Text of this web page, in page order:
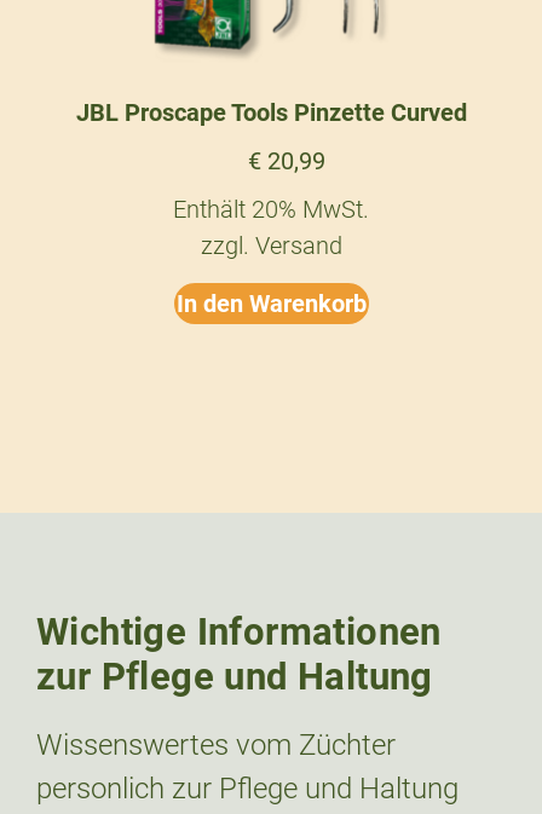
JBL Proscape Tools Pinzette Curved
€20,99
Enthält 20% MwSt.
zzgl. Versand
In den Warenkorb
Wichtige Informationen
zur Pflege und Haltung
Wissenswertes vom Züchter
personlich zur Pflege und Haltung